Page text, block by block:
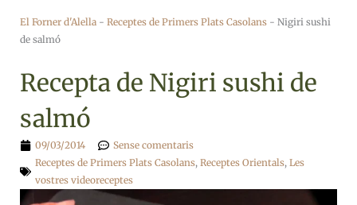
El Forner d'Alella - Receptes de Primers Plats Casolans - Nigiri sushi
de salmó
Recepta de Nigiri sushi de
salmó
09/03/2014
Sense comentaris
Receptes de Primers Plats Casolans, Receptes Orientals, Les
vostres videoreceptes